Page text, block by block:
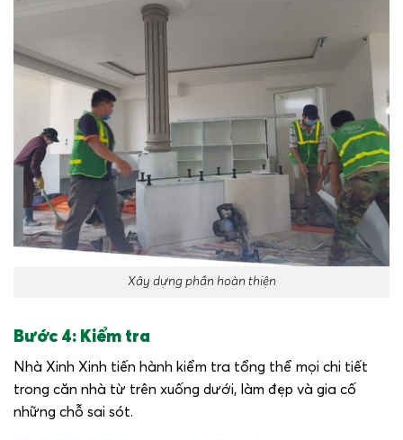
Xây dựng phần hoàn thiện
Bước 4: Kiểm tra
Nhà Xinh Xinh tiến hành kiểm tra tổng thể mọi chi tiết
trong căn nhà từ trên xuống dưới, làm đẹp và gia cố
những chỗ sai sót.